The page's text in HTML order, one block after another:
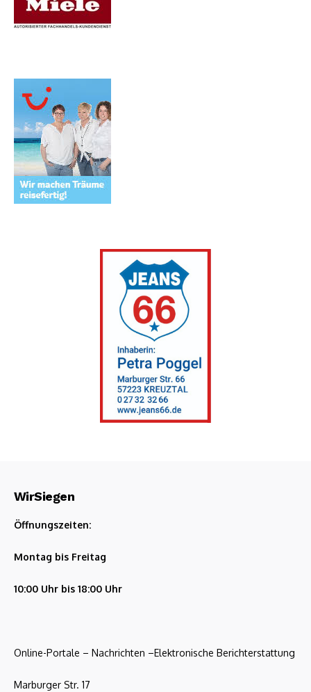
WirSiegen
Öffnungszeiten:
Montag bis Freitag
10:00 Uhr bis 18:00 Uhr
Online-Portale – Nachrichten –Elektronische Berichterstattung
Marburger Str. 17